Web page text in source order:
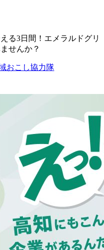
る3日間！エメラルドグリ
せんか？
おこし協力隊